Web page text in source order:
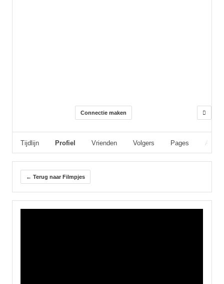
Connectie maken
Tijdlijn Profiel Vrienden Volgers Pages
← Terug naar Filmpjes